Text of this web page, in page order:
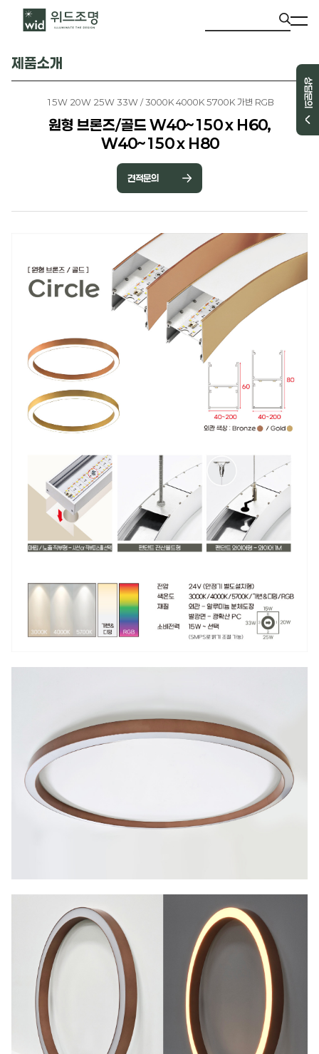
상담문의
제품소개
15W 20W 25W 33W / 3000K 4000K 5700K 가변 RGB
원형 브론즈/골드 W40~150 x H60,
W40~150 x H80
견적문의